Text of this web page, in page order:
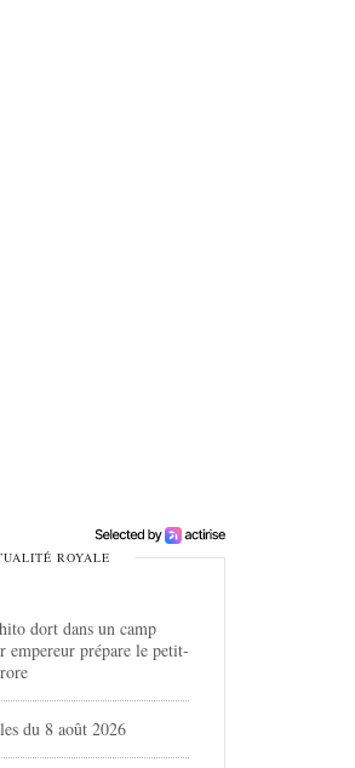
ROYALE
dort dans un camp
empereur prépare le petit-
du 8 août 2026